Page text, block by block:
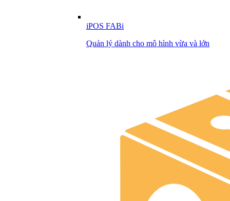
iPOS FABi
Quản lý dành cho mô hình vừa và lớn